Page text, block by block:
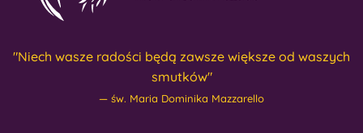
"Niech wasze radości będą zawsze większe od waszych
smutków"
św. Maria Dominika Mazzarello